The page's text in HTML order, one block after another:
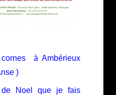
à Ambérieux
)
de Noel que je fais